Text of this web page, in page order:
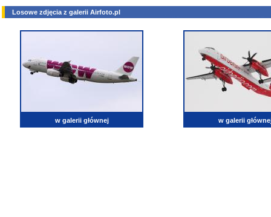
Losowe zdjęcia z galerii Airfoto.pl
w galerii głównej w galerii